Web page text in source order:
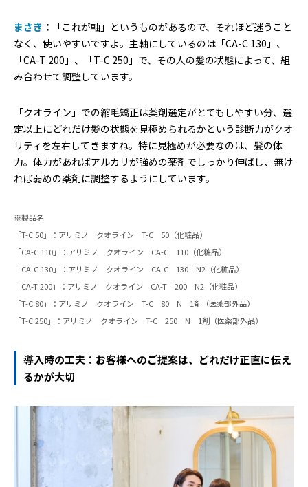
まさき ：
「これが軸」というものがあるので、それほど迷うこと
なく、使いやすいですよ。主軸にしているのは「CA-C 130」、
「CA-T 200」、「T-C 250」で、その人の髪の状態によって、組
み合わせて調整しています。
「クオライン」での縮毛矯正は薬剤選定がとてもしやすい分、選
定以上にどれだけ髪の状態を見極められるかという診断力がクオ
リティを左右してきますね。特に見極めが必要なのは、髪の体
力。体力があればアルカリが強めの薬剤でしっかり伸ばし、無け
れば弱めの薬剤に調整するようにしています。
※製品名
「T-C 50」：アリミノ クオライン T-C 50（化粧品）
「CA-C 110」：アリミノ クオライン CA-C 110（化粧品）
「CA-C 130」：アリミノ クオライン CA-C 130 N2（化粧品）
「CA-T 200」：アリミノ クオライン CA-T 200 N2（化粧品）
「T-C 80」：アリミノ クオライン T-C 80 N 1剤（医薬部外品）
「T-C 250」：アリミノ クオライン T-C 250 N 1剤（医薬部外品）
導入時の工夫：お客様へのご提案は、どれだけ正直に伝え
るかが大切